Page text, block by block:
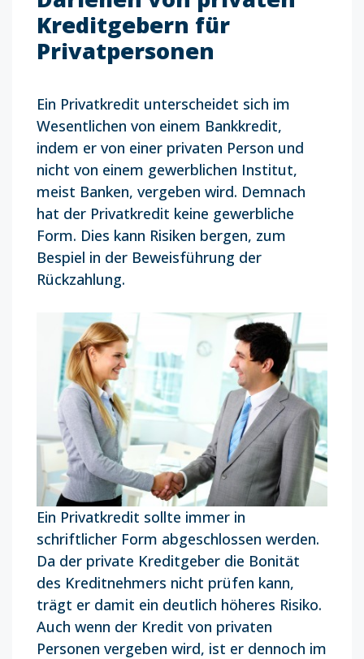
Kreditgebern für
Privatpersonen
Ein Privatkredit unterscheidet sich im
Wesentlichen von einem Bankkredit,
indem er von einer privaten Person und
nicht von einem gewerblichen Institut,
meist Banken, vergeben wird. Demnach
hat der Privatkredit keine gewerbliche
Form. Dies kann Risiken bergen, zum
Bespiel in der Beweisführung der
Rückzahlung.
Ein Privatkredit sollte immer in
schriftlicher Form abgeschlossen werden.
Da der private Kreditgeber die Bonität
des Kreditnehmers nicht prüfen kann,
trägt er damit ein deutlich höheres Risiko.
Auch wenn der Kredit von privaten
Personen vergeben wird, ist er dennoch im